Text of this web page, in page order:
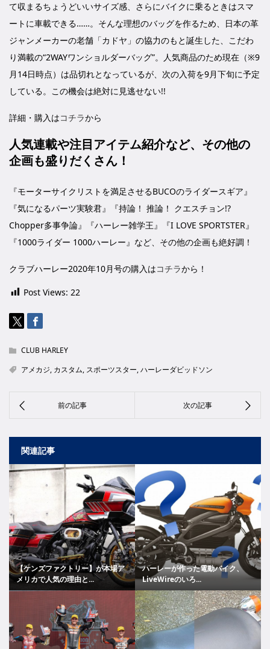
て収まるちょうどいいサイズ感、さらにバイクに乗るときはスマ
ートに車載できる……。そんな理想のバッグを作るため、日本の革
ジャンメーカーの老舗「カドヤ」の協力のもと誕生した、こだわ
り満載の“2WAYワンショルダーバッグ”。人気商品のため現在（※9
月14日時点）は品切れとなっているが、次の入荷を9月下旬に予定
している。この機会は絶対に見逃せない!!
詳細・購入はコチラから
人気連載や注目アイテム紹介など、その他の
企画も盛りだくさん！
『モーターサイクリストを満足させるBUCOのライダースギア』
『気になるパーツ実験君』『持論！ 推論！ クエスチョン!?
Chopper多事争論』『ハーレー雑学王』『I LOVE SPORTSTER』
『1000ライダー 1000ハーレー』など、その他の企画も絶好調！
クラブハーレー2020年10月号の購入はコチラから！
Post Views: 22
CLUB HARLEY
アメカジ, カスタム, スポーツスター,ハーレーダビッドソン
関連記事
【ケンズファクトリー】が本場ア
メリカで人気の理由と...
ハーレーが作った電動バイク、
LiveWireのいろ...